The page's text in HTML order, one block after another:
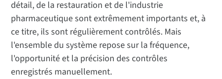
détail, de la restauration et de l'industrie
pharmaceutique sont extrêmement importants et, à
ce titre, ils sont régulièrement contrôlés. Mais
l'ensemble du système repose sur la fréquence,
l'opportunité et la précision des contrôles
enregistrés manuellement.